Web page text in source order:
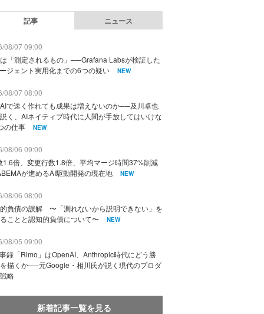
記事 ニュース
08/07 09:00
「測定されるもの」──Grafana Labsが検証した
ジェント実用化までの6つの疑い
NEW
08/07 08:00
で速く作れても成果は増えないのか──及川卓也
く、AIネイティブ時代に人間が手放してはいけな
の仕事
NEW
08/06 09:00
1.6倍、変更行数1.8倍、平均マージ時間37%削減
が進めるAI駆動開発の現在地
NEW
08/06 08:00
負債の誤解 〜「測れないから説明できない」を
ことと認知的負債について〜
NEW
08/05 09:00
録「Rimo」はOpenAI、Anthropic時代にどう勝
描くか──元Google・相川氏が説く現代のプロダ
略
新着記事一覧を見る